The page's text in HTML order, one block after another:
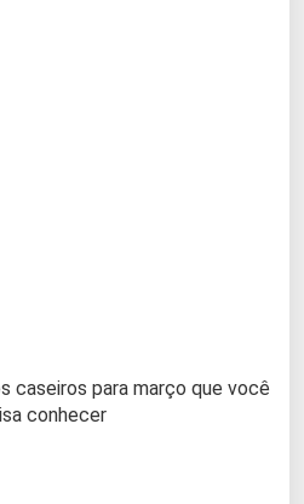
caseiros para março que você
conhecer